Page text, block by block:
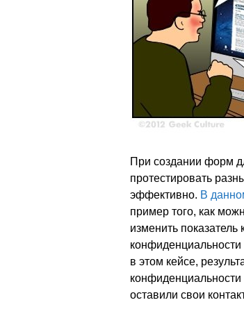
При создании форм
протестировать
эффективно. В
пример того, как
изменить
в этом кейсе,
оставили свои